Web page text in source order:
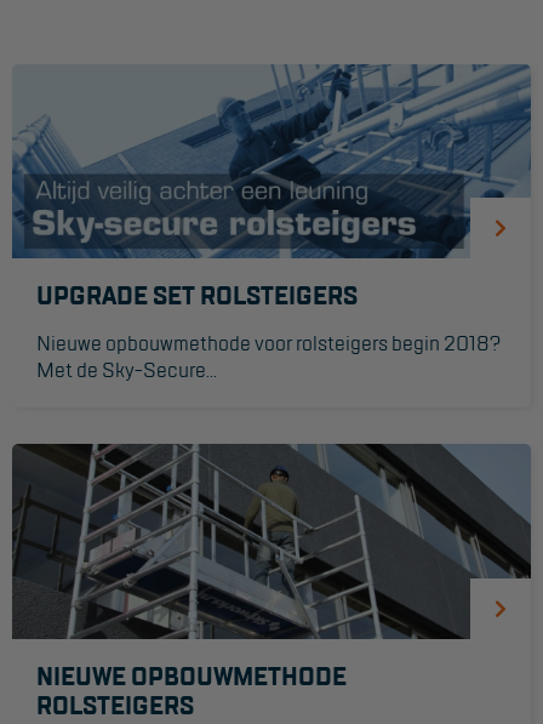
Magazijntrap
Trailertrap
Trap accessoires
Trap onderdelen
Schraag
VALBEVEILIGING
Harnas gordels
Verbindingsmiddelen
Anker middelen
Reddingsmiddelen
ACTIES
UPGRADE SET ROLSTEIGERS
Nieuwe opbouwmethode voor rolsteigers begin 2018?
Met de Sky-Secure...
NIEUWE OPBOUWMETHODE
ROLSTEIGERS